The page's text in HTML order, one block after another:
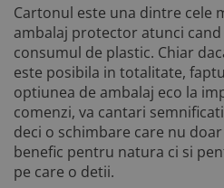
Cartonul este una dintre cele
ambalaj protector atunci
consumul de plastic. Chiar
este posibila in totalitate,
optiunea de ambalaj eco la
comenzi, va cantari
deci o schimbare care nu
benefic pentru natura ci si
pe care o detii.